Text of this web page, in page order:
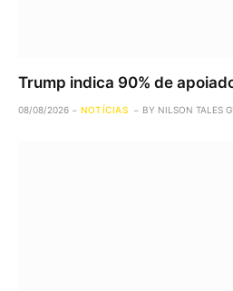
Trump indica 90% de
08/08/2026 NOTÍCIAS BY NILSON TALES